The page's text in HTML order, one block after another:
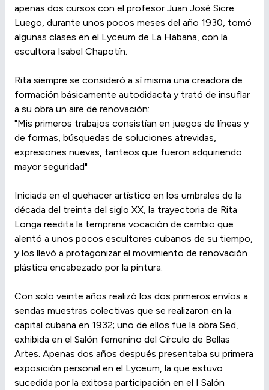
apenas dos cursos con el profesor Juan José Sicre.
Luego, durante unos pocos meses del año 1930, tomó
algunas clases en el Lyceum de La Habana, con la
escultora Isabel Chapotín.
Rita siempre se consideró a sí misma una creadora de
formación básicamente autodidacta y trató de insuflar
a su obra un aire de renovación:
"Mis primeros trabajos consistían en juegos de líneas y
de formas, búsquedas de soluciones atrevidas,
expresiones nuevas, tanteos que fueron adquiriendo
mayor seguridad"
Iniciada en el quehacer artístico en los umbrales de la
década del treinta del siglo XX, la trayectoria de Rita
Longa reedita la temprana vocación de cambio que
alentó a unos pocos escultores cubanos de su tiempo,
y los llevó a protagonizar el movimiento de renovación
plástica encabezado por la pintura.
Con solo veinte años realizó los dos primeros envíos a
sendas muestras colectivas que se realizaron en la
capital cubana en 1932; uno de ellos fue la obra Sed,
exhibida en el Salón femenino del Círculo de Bellas
Artes. Apenas dos años después presentaba su primera
exposición personal en el Lyceum, la que estuvo
sucedida por la exitosa participación en el I Salón